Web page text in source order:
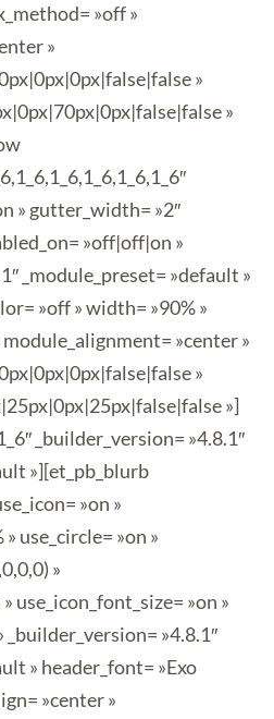
»off »
»
»
»
» gutter_width= »2″
»off|off|on »
_module_preset= »default »
»off » width= »90% »
»center »
»
»]
_builder_version= »4.8.1″
»][et_pb_blurb
»on »
use_circle= »on »
»
use_icon_font_size= »on »
_builder_version= »4.8.1″
» header_font= »Exo
»center »